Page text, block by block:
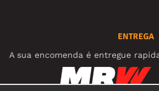
ENTREGA
A sua encomenda é entregue